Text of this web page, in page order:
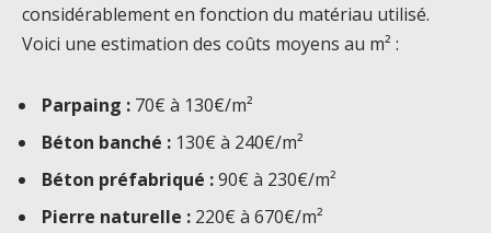
considérablement en fonction du matériau utilisé.
Voici une estimation des coûts moyens au m² :
Parpaing : 70€ à 130€/m²
Béton banché : 130€ à 240€/m²
Béton préfabriqué :90€ à 230€/m²
Pierre naturelle : 220€ à 670€/m²